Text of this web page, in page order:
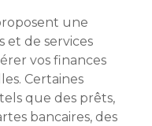
une
et de services
vos finances
Certaines
que des prêts,
bancaires, des